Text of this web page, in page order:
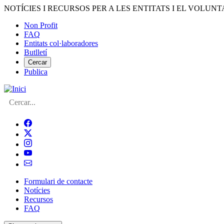
Vés
contingut
NOTÍCIES I RECURSOS PER A LES ENTITATS I EL
Menú
del
compte
d'usuari
Non Profit
FAQ
Entitats col·laboradores
Butlletí
Cercar
Publica
Cerca
Navegació
principal
de
Formulari de contacte
Notícies
Recursos
FAQ